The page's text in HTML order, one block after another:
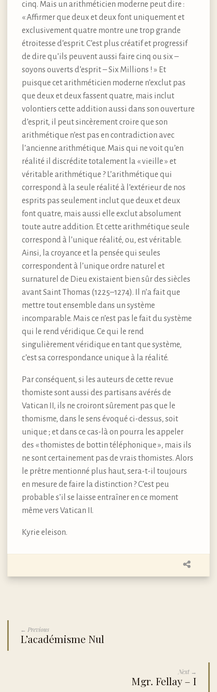
cinq. Mais un arithméticien moderne peut dire :
« Affirmer que deux et deux font uniquement et
exclusivement quatre montre une trop grande
étroitesse d’esprit. C’est plus créatif et progressif
de dire qu’ils peuvent aussi faire cinq ou six –
soyons ouverts d’esprit – Six Millions ! » Et
puisque cet arithméticien moderne n’exclut pas
que deux et deux fassent quatre, mais inclut
volontiers cette addition aussi dans son ouverture
d’esprit, il peut sincèrement croire que son
arithmétique n’est pas en contradiction avec
l’ancienne arithmétique. Mais qui ne voit qu’en
réalité il discrédite totalement la « vieille » et
véritable arithmétique ? L’arithmétique qui
correspond à la seule réalité à l’extérieur de nos
esprits pas seulement inclut que deux et deux
font quatre, mais aussi elle exclut absolument
toute autre addition. Et cette arithmétique seule
correspond à l’unique réalité, ou, est véritable.
Ainsi, la croyance et la pensée qui seules
correspondent à l’unique ordre naturel et
surnaturel de Dieu existaient bien sûr des siècles
avant Saint Thomas (1225–1274). Il n’a fait que
mettre tout ensemble dans un système
incomparable. Mais ce n’est pas le fait du système
qui le rend véridique. Ce qui le rend
singulièrement véridique en tant que système,
c’est sa correspondance unique à la réalité.
Par conséquent, si les auteurs de cette revue
thomiste sont aussi des partisans avérés de
Vatican II, ils ne croiront sûrement pas que le
thomisme, dans le sens évoqué ci-dessus, soit
unique ; et dans ce cas-là on pourra les appeler
des « thomistes de bottin téléphonique », mais ils
ne sont certainement pas de vrais thomistes. Alors
le prêtre mentionné plus haut, sera-t-il toujours
en mesure de faire la distinction ? C’est peu
probable s’il se laisse entraîner en ce moment
même vers Vatican II.
Kyrie eleison.
← Previous
L’académisme Nul
Next →
Mgr. Fellay – I